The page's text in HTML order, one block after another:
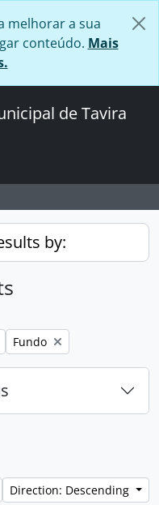
melhorar a sua
conteúdo. Mais
de Tavira
by:
Remove filter:
Fundo
Direction: Descending